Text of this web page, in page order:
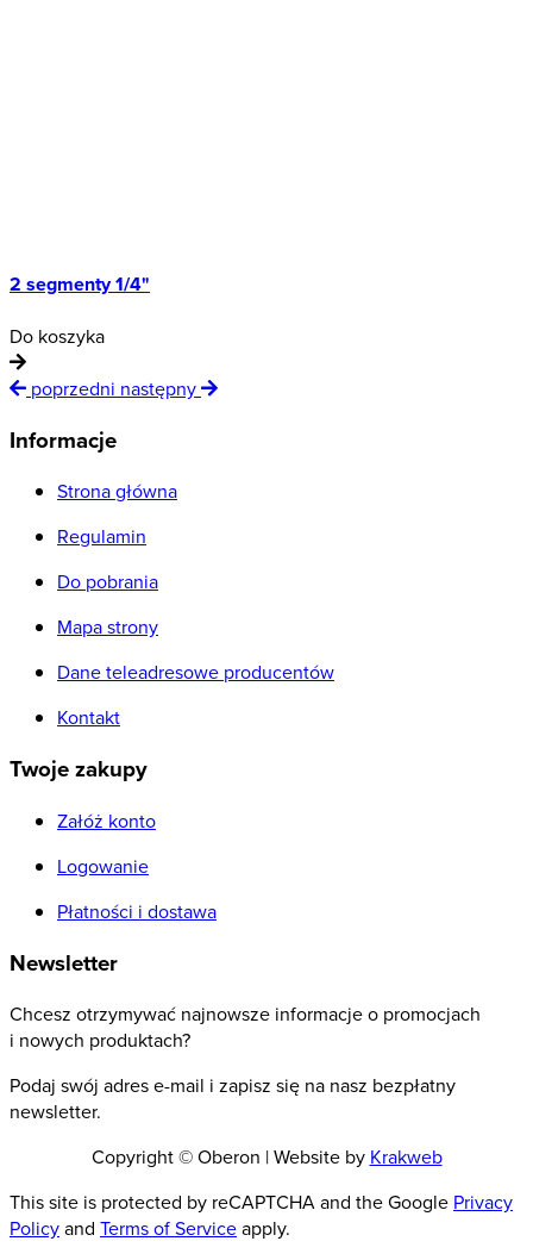
2 segmenty 1/4"
Do koszyka
poprzedni następny
Informacje
Strona główna
Regulamin
Do pobrania
Mapa strony
Dane teleadresowe producentów
Kontakt
Twoje zakupy
Załóż konto
Logowanie
Płatności i dostawa
Newsletter
Chcesz otrzymywać najnowsze informacje o promocjach
i nowych produktach?
Podaj swój adres e-mail i zapisz się na nasz bezpłatny
newsletter.
Copyright © Oberon | Website by Krakweb
This site is protected by reCAPTCHA and the Google Privacy
Policyand Terms of Serviceapply.